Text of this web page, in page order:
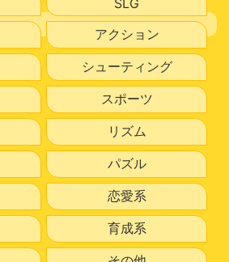
アクション
シューティング
スポーツ
リズム
パズル
恋愛系
育成系